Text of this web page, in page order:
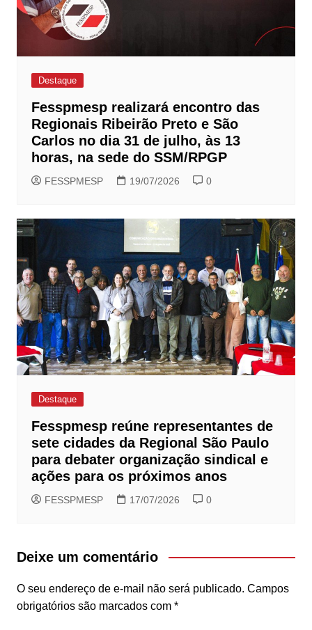
Destaque
Fesspmesp realizará encontro das
Regionais Ribeirão Preto e São
Carlos no dia 31 de julho, às 13
horas, na sede do SSM/RPGP
FESSPMESP 19/07/2026 0
Destaque
Fesspmesp reúne representantes de
sete cidades da Regional São Paulo
para debater organização sindical e
ações para os próximos anos
FESSPMESP 17/07/2026 0
Deixe um comentário
O seu endereço de e-mail não será publicado. Campos
obrigatórios são marcados com *